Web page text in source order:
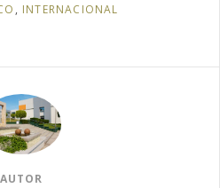
, INTERNACIONAL
AUTOR